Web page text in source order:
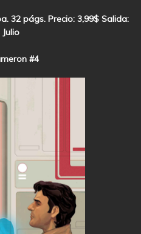
32 págs. Precio: 3,99$ Salida:
#4